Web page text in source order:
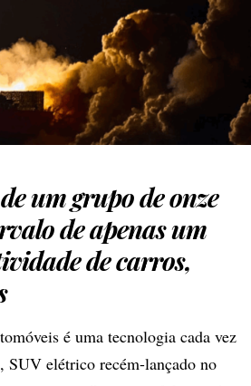
um grupo de onze
de apenas um
de carros,
é uma tecnologia cada vez
elétrico recém-lançado no